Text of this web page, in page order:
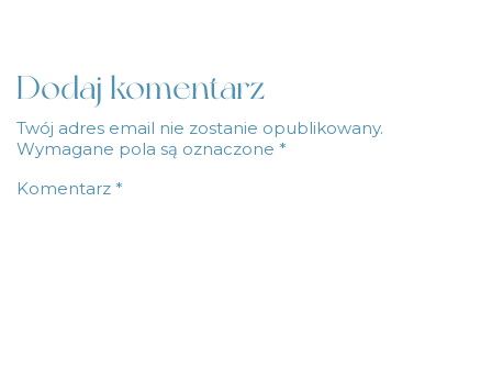
Dodaj komentarz
Twój adres email nie zostanie opublikowany.
Wymagane pola są oznaczone *
Komentarz *